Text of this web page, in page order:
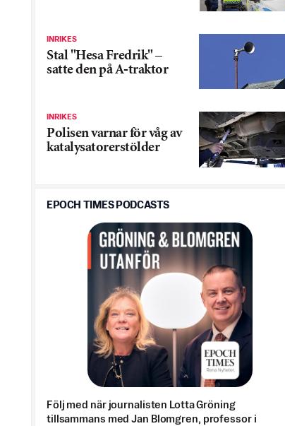
INRIKES
Stal "Hesa Fredrik" –
satte den på A-traktor
INRIKES
Polisen varnar för våg av
katalysatorerstölder
EPOCH TIMES PODCASTS
Följ med när journalisten Lotta Gröning
tillsammans med Jan Blomgren, professor i